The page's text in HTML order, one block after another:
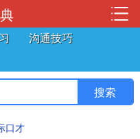
沟通技巧
口才